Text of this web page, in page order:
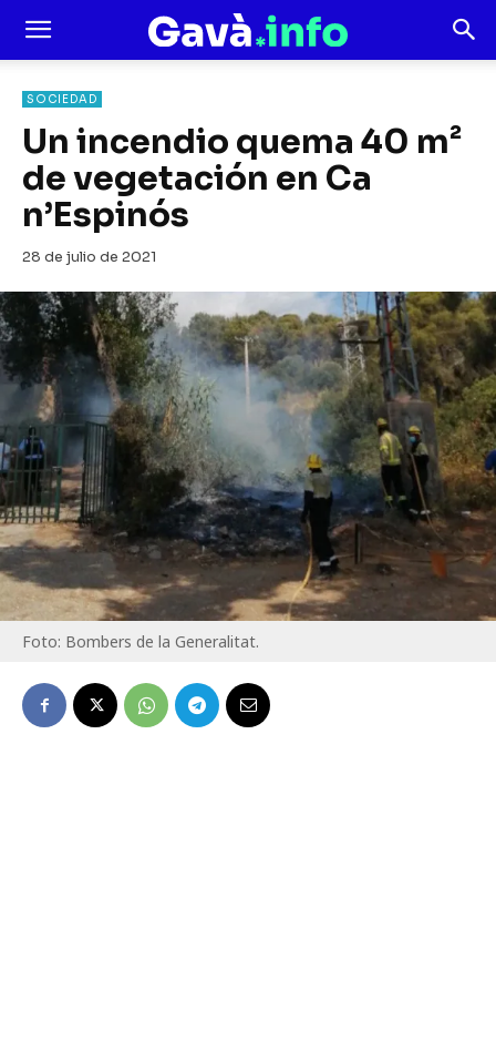
SOCIEDAD
Un incendio quema 40 m²
de vegetación en Ca
n’Espinós
28 de julio de 2021
Foto: Bombers de la Generalitat.